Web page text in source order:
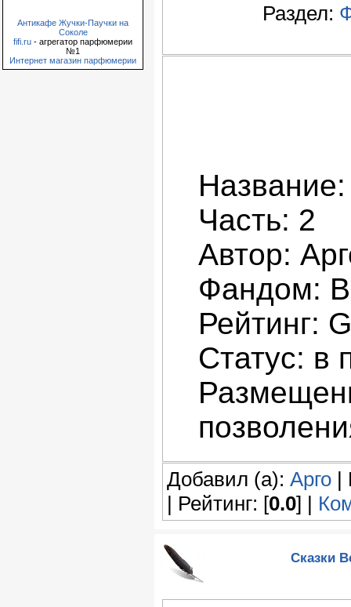
Антикафе Жучки-Паучки на
Соколе
fifi.ru - агрегатор парфюмерии
№1
Интернет магазин парфюмерии
Раздел:
Часть: 2
Автор:
Фандом:
Рейтинг: G
Статус: в
Добавил (а): Арго |
| Рейтинг: [0.0] |
Сказки